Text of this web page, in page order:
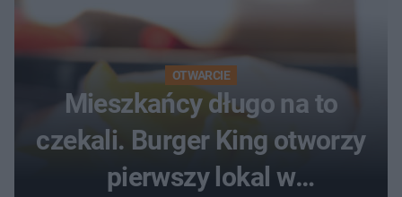
OTWARCIE
Mieszkańcy długo na to
czekali. Burger King otworzy
pierwszy lokal w